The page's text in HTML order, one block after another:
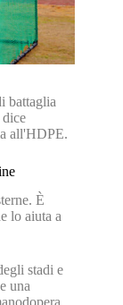
battaglia
dice
all'HDPE.
È
lo aiuta a
stadi e
una